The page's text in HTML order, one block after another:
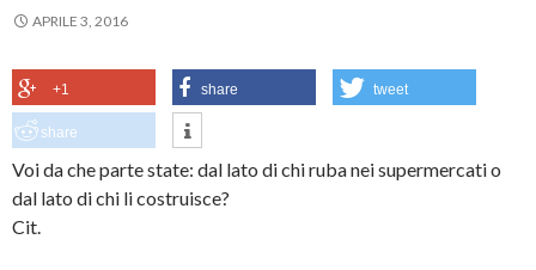
APRILE 3, 2016
+1 share tweet
share
Voi da che parte state: dal lato di chi ruba nei supermercati o
dal lato di chi li costruisce?
Cit.